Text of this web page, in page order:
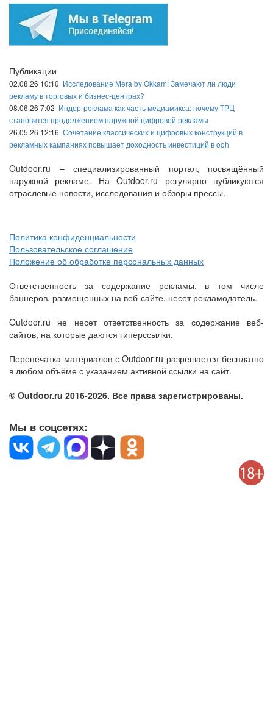
Публикации
02.08.26 10:10 Исследование Mera by Okkam: Замечают ли люди
рекламу в торговых и бизнес-центрах?
08.06.26 7:02 Индор-реклама как часть медиамикса: почему ТРЦ
становятся продолжением наружной цифровой рекламы
26.05.26 12:16 Сочетание классических и цифровых конструкций в
рекламных кампаниях повышает доходность инвестиций в ooh
Outdoor.ru – специализированный портал, посвящённый
наружной рекламе. На Outdoor.ru регулярно публикуются
отраслевые новости, исследования и обзоры прессы.
Политика конфиденциальности
Пользовательское соглашение
Положение об обработке персональных данных
Ответственность за содержание рекламы, в том числе
баннеров, размещенных на веб-сайте, несет рекламодатель.
Outdoor.ru не несет ответственность за содержание веб-
сайтов, на которые даются гиперссылки.
Перепечатка материалов с Outdoor.ru разрешается бесплатно
в любом объёме с указанием активной ссылки на сайт.
© Outdoor.ru 2016-2026. Все права зарегистрированы.
Мы в соцсетях: